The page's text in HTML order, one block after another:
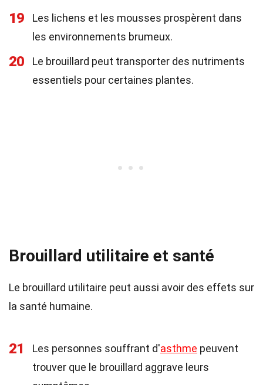
19
Les lichens et les mousses prospèrent dans
les environnements brumeux.
20
Le brouillard peut transporter des nutriments
essentiels pour certaines plantes.
Brouillard utilitaire et santé
Le brouillard utilitaire peut aussi avoir des effets sur
la santé humaine.
21 Les personnes souffrant d'asthme peuvent
trouver que le brouillard aggrave leurs